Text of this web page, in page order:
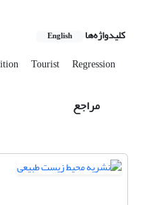
کلیدواژه‌ها English
Tourist Regression
مراجع